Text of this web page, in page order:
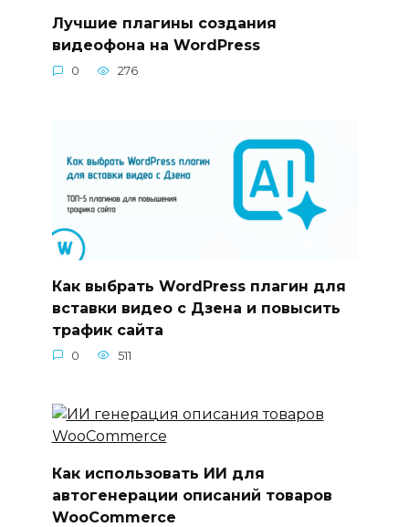
Лучшие плагины создания
видеофона на WordPress
0 276
Как выбрать WordPress плагин для
вставки видео с Дзена и повысить
трафик сайта
0 511
Как использовать ИИ для
автогенерации описаний товаров
WooCommerce